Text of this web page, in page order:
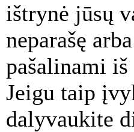
ištrynė jūsų
neparašę
pašalinami
Jeigu taip
dalyvaukite